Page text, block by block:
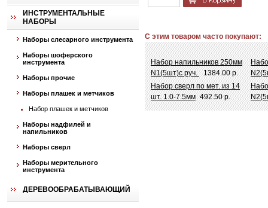
ИНСТРУМЕНТАЛЬНЫЕ
НАБОРЫ
Наборы слесарного инструмента
Наборы шоферского
инструмента
Наборы прочие
Наборы плашек и метчиков
Набор плашек и метчиков
Наборы надфилей и
напильников
Наборы сверл
Наборы мерительного
инструмента
ДЕРЕВООБРАБАТЫВАЮЩИЙ
С этим товаром часто покупают:
Набор напильников 250мм
N1(5шт)с руч. 1384.00 р.
Набор сверл по мет. из 14
шт. 1.0-7.5мм 492.50 р.